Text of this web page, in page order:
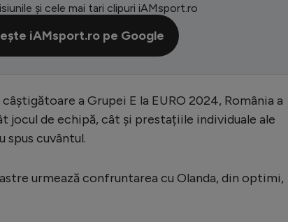
și cele mai tari clipuri iAMsport.ro
iAMsport.ro pe Google
a Grupei E la EURO 2024, România a
jocul de echipă, cât și prestațiile individuale ale
spus cuvântul.
urmează confruntarea cu Olanda, din optimi,